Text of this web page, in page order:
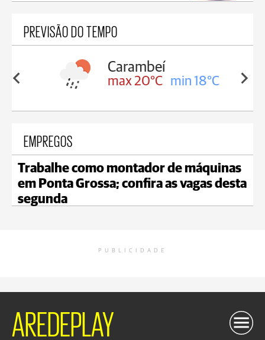
PREVISÃO DO TEMPO
min 18°C
Jaguariaíva
max 20°C min 18°C
EMPREGOS
Trabalhe como montador de máquinas
em Ponta Grossa; confira as vagas desta
segunda
PUBLICIDADE
AREDEPLAY